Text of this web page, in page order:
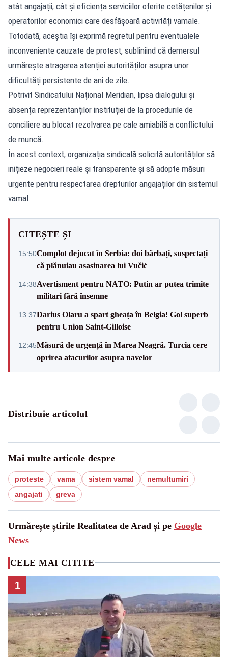
atât angajații, cât și eficiența serviciilor oferite cetățenilor și
operatorilor economici care desfășoară activități vamale.
Totodată, aceștia își exprimă regretul pentru eventualele
inconveniente cauzate de protest, subliniind că demersul
urmărește atragerea atenției autorităților asupra unor
dificultăți persistente de ani de zile.
Potrivit Sindicatului Național Meridian, lipsa dialogului și
absența reprezentanților instituției de la procedurile de
conciliere au blocat rezolvarea pe cale amiabilă a conflictului
de muncă.
În acest context, organizația sindicală solicită autorităților să
inițieze negocieri reale și transparente și să adopte măsuri
urgente pentru respectarea drepturilor angajaților din sistemul
vamal.
CITEȘTE ȘI
15:50Complot dejucat în Serbia: doi bărbați, suspectați
că plănuiau asasinarea lui Vučić
14:38Avertisment pentru NATO: Putin ar putea trimite
militari fără însemne
13:37Darius Olaru a spart gheața în Belgia! Gol superb
pentru Union Saint-Gilloise
12:45Măsură de urgență în Marea Neagră. Turcia cere
oprirea atacurilor asupra navelor
Distribuie articolul
Mai multe articole despre
proteste vama sistem vamal
nemultumiri
angajati
greva
Urmărește știrile Realitatea de Arad și pe Google
News
CELE MAI CITITE
1